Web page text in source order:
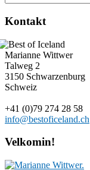
Kontakt
Marianne Wittwer
Talweg 2
3150 Schwarzenburg
Schweiz
+41 (0)79 274 28 58
info@bestoficeland.ch
Velkomin!